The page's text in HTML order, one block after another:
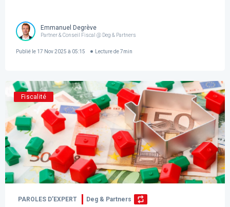
Emmanuel Degrève
Partner & Conseil Fiscal @ Deg & Partners
Publié le 17 Nov 2025 à 05:15 Lecture de 7min
Fiscalité
PAROLES D’EXPERT Deg & Partners